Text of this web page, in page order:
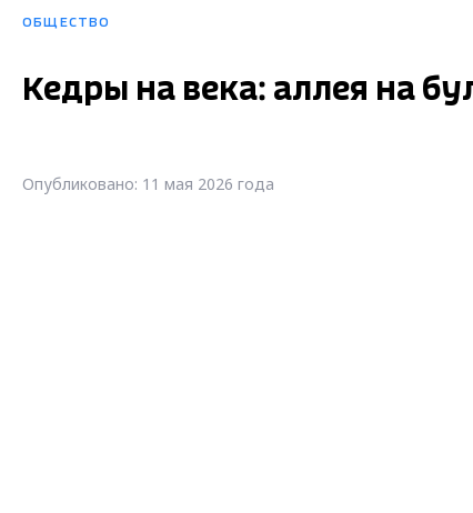
ОБЩЕСТВО
Кедры на века: аллея на
Опубликовано: 11 мая 2026 года